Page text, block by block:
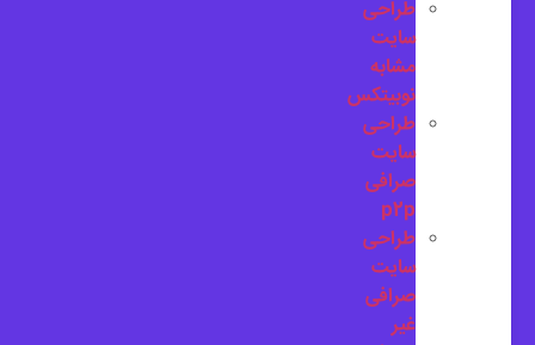
طراحی
سایت
مشابه
نوبیتکس
طراحی
سایت
صرافی
p2p
طراحی
سایت
صرافی
غیر